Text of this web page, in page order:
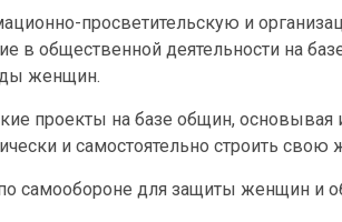
просветительскую и
в общественной деятельности на
женщин.
проекты на базе общин,
и самостоятельно строить свою
самообороне для защиты женщин и